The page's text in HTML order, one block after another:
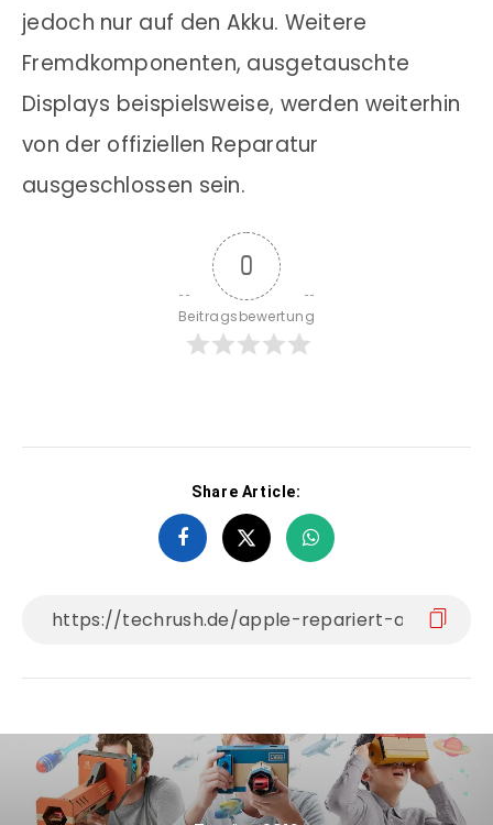
jedoch nur auf den Akku. Weitere
Fremdkomponenten, ausgetauschte
Displays beispielsweise, werden weiterhin
von der offiziellen Reparatur
ausgeschlossen sein.
0
Beitragsbewertung
Share Article: